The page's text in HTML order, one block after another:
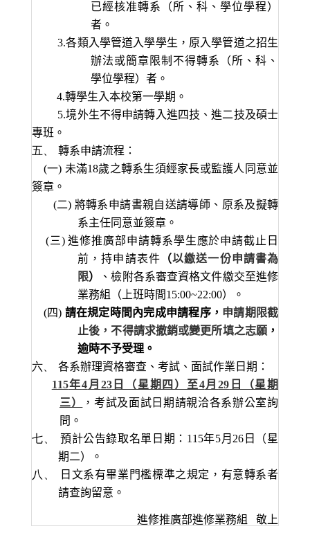
已經核准轉系（所、科、學位學程）
者。
3.各類入學管道入學學生，原入學管道之招生
辦法或簡章限制不得轉系（所、科、
學位學程）者。
4.轉學生入本校第一學期。
5.境外生不得申請轉入進四技、進二技及碩士
專班。
五、
轉系申請流程：
(一) 未滿18歲之轉系生須經家長或監護人同意並
簽章。
(二) 將轉系申請書親自送請導師、原系及擬轉
系主任同意並簽章。
(三)進修推廣部申請轉系學生應於申請截止日
前，持申請表件 （以繳送一份申請書為
限）
、檢附各系審查資格文件繳交至進修
業務組（上班時間15:00~22:00）。
(四) 請在規定時間內完成申請程序， 申請期限截
止後，不得請求撤銷或變更所填之志願 ，
逾時不予受理。
六、
各系辦理資格審查、考試、面試作業日期：
115年4 月 23日（星期四）至4月29 日（星期
三）
，考試及面試日期請親洽各系辦公室詢
問。
七、
預計公告錄取名單日期： 115年5月 26 日（星
期二）。
八、
日文系有畢業門檻標準之規定，有意轉系者
請查詢留意。
進修推廣部進修業務組 敬上